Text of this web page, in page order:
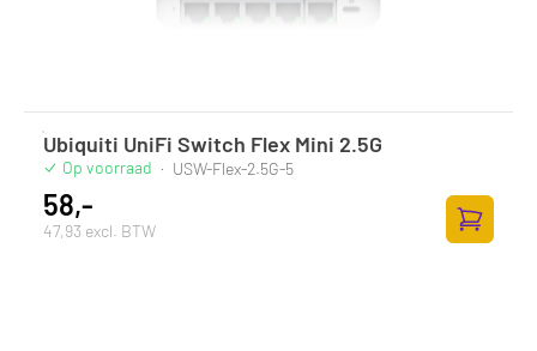
Ubiquiti UniFi Switch Flex Mini 2.5G
Op voorraad · USW-Flex-2.5G-5
58,-
47,93 excl. BTW